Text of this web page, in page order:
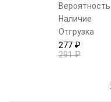
Вероятность
Наличие
Отгрузка
277 ₽
291 ₽